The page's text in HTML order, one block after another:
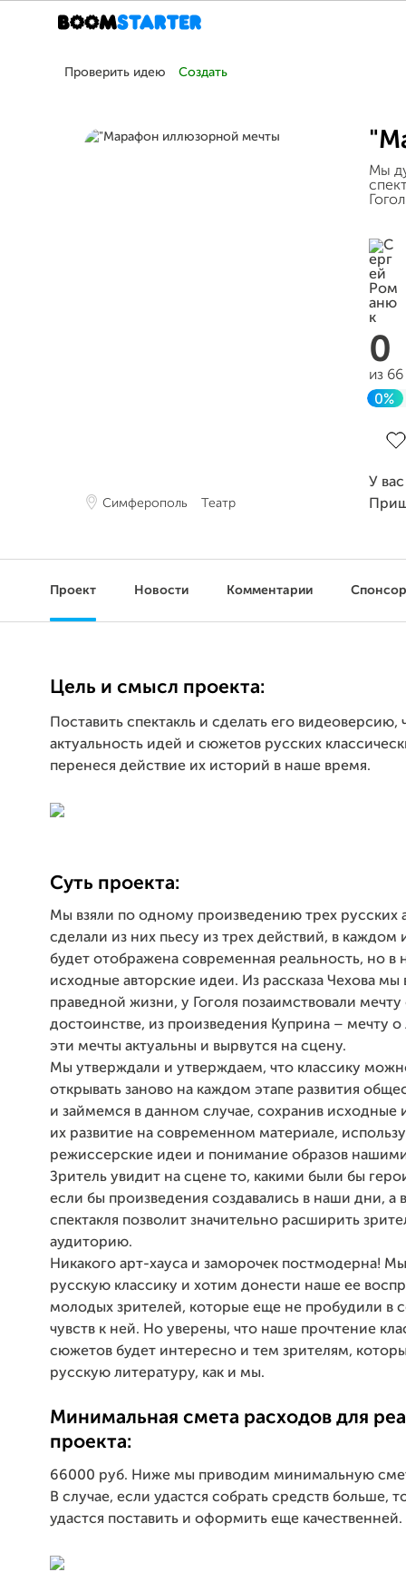
Проверить идею Создать
Симферополь Театр
Мы
0
из
0%
У
Проект Новости Комментарии
Цель и смысл проекта:
Поставить спектакль и сделать его видеоверсию,
актуальность идей и сюжетов русских
перенеся действие их историй в наше время.
Суть проекта:
Мы взяли по одному произведению трех русских
сделали из них пьесу из трех действий, в каждом
будет отображена современная реальность, но в
исходные авторские идеи. Из рассказа Чехова мы
праведной жизни, у Гоголя позаимствовали мечту
достоинстве, из произведения Куприна – мечту
эти мечты актуальны и вырвутся на сцену.
Мы утверждали и утверждаем, что классику
открывать заново на каждом этапе развития
и займемся в данном случае, сохранив исходные
их развитие на современном материале,
режиссерские идеи и понимание образов
Зритель увидит на сцене то, какими были бы
если бы произведения создавались в наши дни, а
спектакля позволит значительно расширить
аудиторию.
Никакого арт-хауса и заморочек постмодерна!
русскую классику и хотим донести наше ее
молодых зрителей, которые еще не пробудили в
чувств к ней. Но уверены, что наше прочтение
сюжетов будет интересно и тем зрителям,
русскую литературу, как и мы.
Минимальная смета расходов для
проекта:
66000 руб. Ниже мы приводим минимальную
В случае, если удастся собрать средств больше,
удастся поставить и оформить еще качественней.